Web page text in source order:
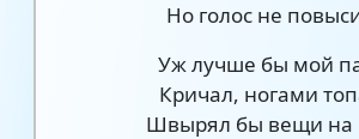
Но голос не
Уж лучше бы мой
Кричал, ногами
Швырял бы вещи на